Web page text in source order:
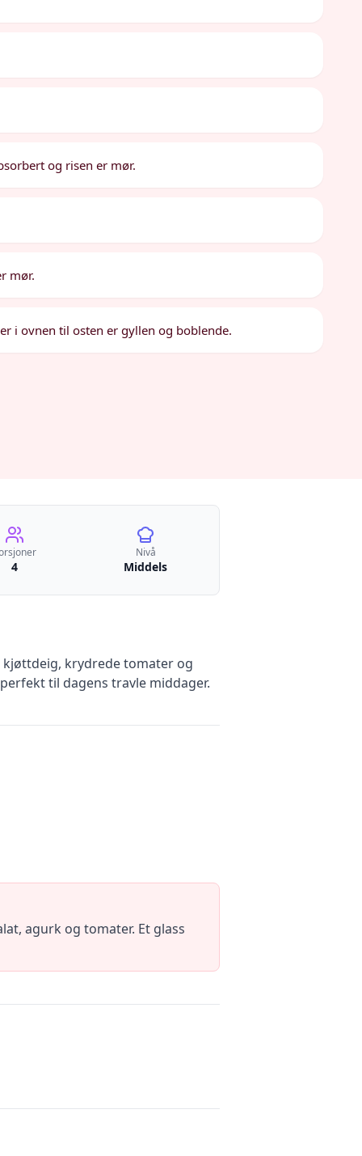
og risen er mør.
mør.
i ovnen til osten er gyllen og boblende.
4
Nivå
Middels
kjøttdeig, krydrede tomater og
til dagens travle middager.
agurk og tomater. Et glass